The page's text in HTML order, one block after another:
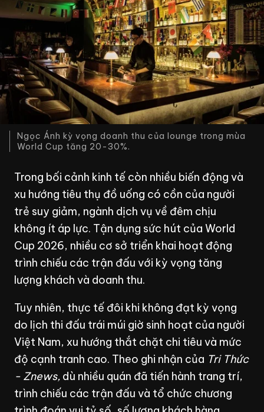
Ngọc Ánh kỳ vọng doanh thu của lounge trong mùa
World Cup tăng 20-30%.
Trong bối cảnh kinh tế còn nhiều biến động và
xu hướng tiêu thụ đồ uống có cồn của người
trẻ suy giảm, ngành dịch vụ về đêm chịu
không ít áp lực. Tận dụng sức hút của World
Cup 2026, nhiều cơ sở triển khai hoạt động
trình chiếu các trận đấu với kỳ vọng tăng
lượng khách và doanh thu.
Tuy nhiên, thực tế đôi khi không đạt kỳ vọng
do lịch thi đấu trái múi giờ sinh hoạt của người
Việt Nam, xu hướng thắt chặt chi tiêu và mức
độ cạnh tranh cao. Theo ghi nhận của Tri Thức
- Znews, dù nhiều quán đã tiến hành trang trí,
trình chiếu các trận đấu và tổ chức chương